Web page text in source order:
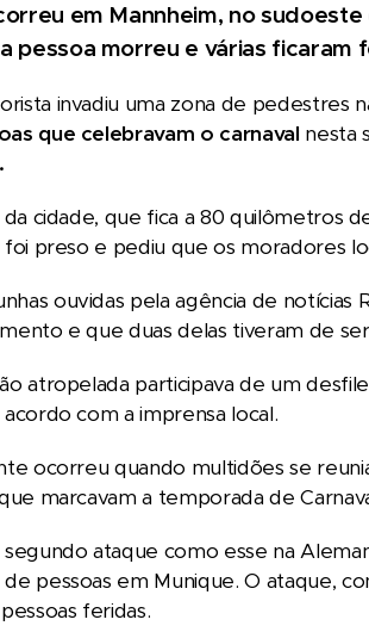
em Mannheim, no
pessoa morreu e várias ficaram
invadiu uma zona de pedestres
que celebravam o carnaval nesta
cidade, que fica a 80 quilômetros
preso e pediu que os moradores
ouvidas pela agência de notícias
e que duas delas tiveram de
atropelada participava de um
com a imprensa local.
ocorreu quando multidões se
marcavam a temporada de
ataque como esse na
pessoas em Munique. O ataque,
feridas.